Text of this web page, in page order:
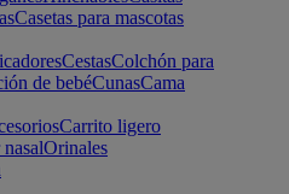
Casetas para mascotas
CestasColchón para
de bebéCunasCama
Carrito ligero
Orinales